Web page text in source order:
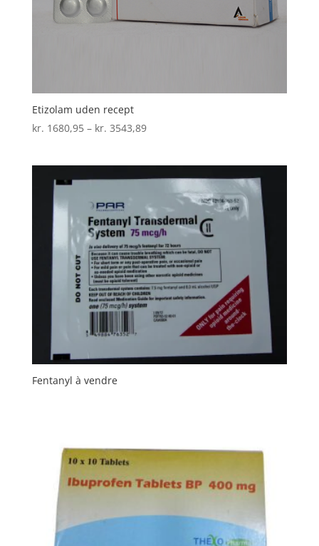
Etizolam uden recept
kr. 1680,95 – kr. 3543,89Prisinterval:
kr. 3543,89
Fentanyl à vendre